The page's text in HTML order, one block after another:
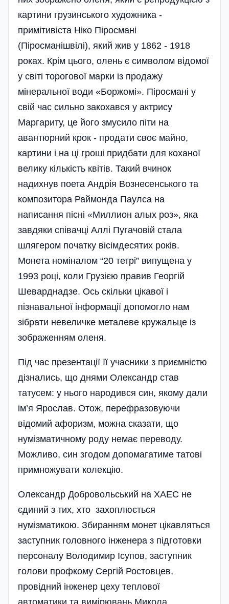
картини грузинського художника -
примітивіста Ніко Піросмані
(Піросманішвілі), який жив у 1862 - 1918
роках. Крім цього, олень є символом відомої
у світі торогової марки із продажу
мінеральної води «Боржомі». Піросмані у
свій час сильно закохався у актрису
Маргариту, це його змусило піти на
авантюрний крок - продати своє майно,
картини і на ці гроші придбати для коханої
велику кількість квітів. Такий вчинок
надихнув поета Андрія Вознесенського та
композитора Раймонда Паулса на
написання пісні «Миллион алых роз», яка
завдяки співачці Аллі Пугачовій стала
шлягером початку вісімдесятих років.
Монета номіналом “20 тетрі” випущена у
1993 році, коли Грузією правив Георгій
Шеварднадзе. Ось скільки цікавої і
пізнавальної інформації допомогло нам
зібрати невеличке металеве кружальце із
зображенням оленя.
Під час презентації її учасники з приємністю
дізнались, що днями Олександр став
татусем: у нього народився син, якому дали
ім’я Ярослав. Отож, перефразовуючи
відомий афоризм, можна сказати, що
нумізматичному роду немає переводу.
Можливо, син згодом допомагатиме татові
примножувати колекцію.
Олександр Добровольський на ХАЕС не
єдиний з тих, хто захоплюється
нумізматикою. Збиранням монет цікавляться
заступник головного інженера з підготовки
персоналу Володимир Ісупов, заступник
голови профкому Сергій Ростовцев,
провідний інженер цеху теплової